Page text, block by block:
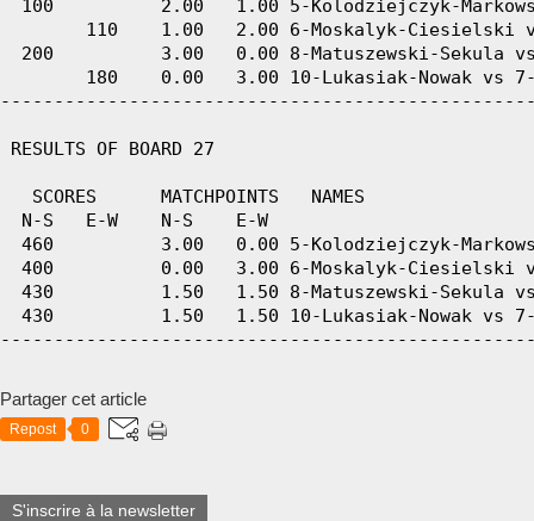
Partager cet article
Repost 0
S'inscrire à la newsletter